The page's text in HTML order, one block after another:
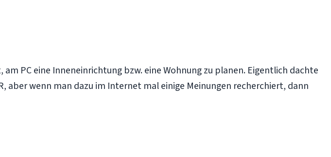
PC eine Inneneinrichtung bzw. eine Wohnung zu planen. Eigentlich dachte
aber wenn man dazu im Internet mal einige Meinungen recherchiert, dann